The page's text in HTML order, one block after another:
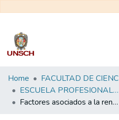
Communities
&
Collections
Home
ESCUELA PROFESIONAL DE CONTABILIDAD Y AUDITORÍA
Factores asociados a la rentabilidad de las empresas del sector ladrillero de Huamanga, periodo 2022